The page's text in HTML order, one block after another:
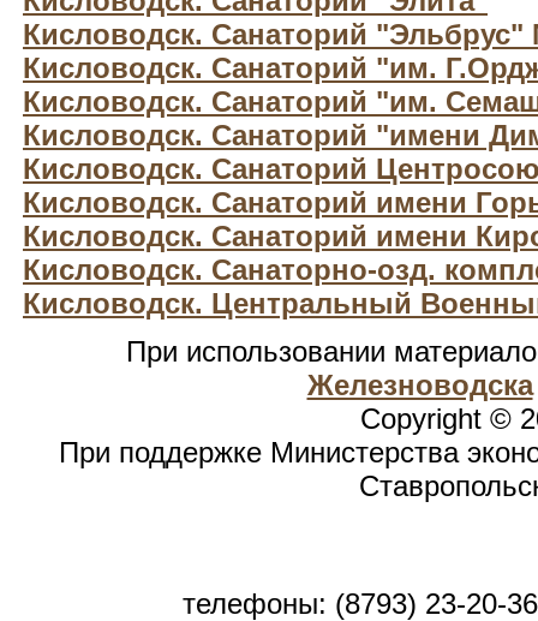
Кисловодск. Санаторий
Кисловодск. Санаторий "им.
Кисловодск. Санаторий "им.
Кисловодск. Санаторий "имени
Кисловодск. Санаторий
Кисловодск. Санаторий имени
Кисловодск. Санаторий имени
Кисловодск. Санаторно-озд.
Кисловодск. Центральный
При использовании
Железноводска
Copyright ©
При поддержке Министерства
телефоны: (8793) 23-20-